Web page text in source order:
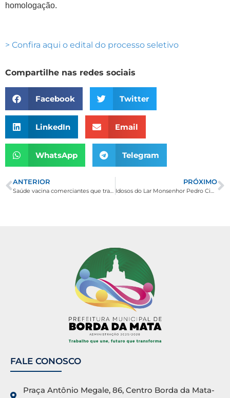
homologação.
> Confira aqui o edital do processo seletivo
Compartilhe nas redes sociais
Facebook Twitter
LinkedIn Email
WhatsApp Telegram
ANTERIOR
Saúde vacina comerciantes que trabalham às margens da MG-290 contra sarampo, rubéola e caxumba
PRÓXIMO
Idosos do Lar Monsenhor Pedro Cintra têm Dia dos Pais especial
FALE CONOSCO
Praça Antônio Megale, 86, Centro Borda da Mata-